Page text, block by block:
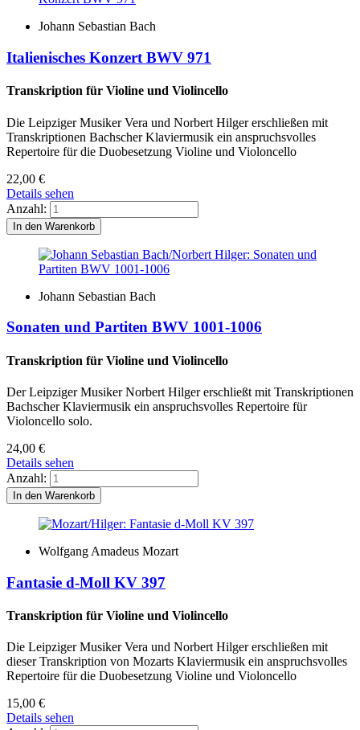
Johann Sebastian Bach
Italienisches Konzert BWV 971
Transkription für Violine und Violincello
Die Leipziger Musiker Vera und Norbert Hilger erschließen mit
Transkriptionen Bachscher Klaviermusik ein anspruchsvolles
Repertoire für die Duobesetzung Violine und Violoncello
22,00 €
Details sehen
Anzahl:
Johann Sebastian Bach
Sonaten und Partiten BWV 1001-1006
Transkription für Violine und Violincello
Der Leipziger Musiker Norbert Hilger erschließt mit Transkriptionen
Bachscher Klaviermusik ein anspruchsvolles Repertoire für
Violoncello solo.
24,00 €
Details sehen
Anzahl:
Wolfgang Amadeus Mozart
Fantasie d-Moll KV 397
Transkription für Violine und Violincello
Die Leipziger Musiker Vera und Norbert Hilger erschließen mit
dieser Transkription von Mozarts Klaviermusik ein anspruchsvolles
Repertoire für die Duobesetzung Violine und Violoncello
15,00 €
Details sehen